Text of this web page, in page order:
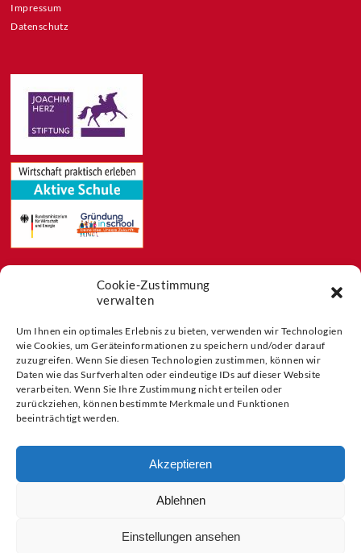
Cookie-Zustimmung
verwalten
Um Ihnen ein optimales Erlebnis zu bieten, verwenden wir Technologien
wie Cookies, um Geräteinformationen zu speichern und/oder darauf
zuzugreifen. Wenn Sie diesen Technologien zustimmen, können wir
Daten wie das Surfverhalten oder eindeutige IDs auf dieser Website
verarbeiten. Wenn Sie Ihre Zustimmung nicht erteilen oder
zurückziehen, können bestimmte Merkmale und Funktionen
beeinträchtigt werden.
Akzeptieren
Ablehnen
Einstellungen ansehen
Impressum
Datenschutz
Blog
Buchtipps
Partner der